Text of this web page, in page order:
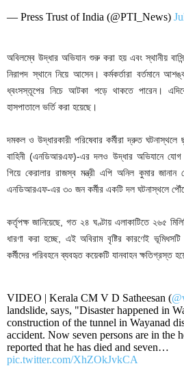
— Press Trust of India (@PTI_News)
অবিলম্বে উদ্ধার অভিযান শুরু করা হয় এবং স্থানীয়
নিরাপদ স্থানে নিয়ে আসেন। কর্মকর্তারা বর্তমানে
ধ্বংসস্তূপের নিচে আটকা পড়ে থাকতে পারেন।
হাসপাতালে ভর্তি করা হয়েছে।
দমকল ও উদ্ধারকারী পরিষেবার কর্মীরা দ্রুত ঘটনাস্থলে
বাহিনী (এনডিআরএফ)-এর দলও উদ্ধার অভিযানে যোগ
গিয়ে কেরালার রাজস্ব মন্ত্রী এপি অনিল কুমার
এনডিআরএফ-এর ৩০ জন কর্মীর একটি দল ঘটনাস্থলে
কর্তৃপক্ষ জানিয়েছে, গত ২৪ ঘণ্টায় এলাকাটিতে ২৬৫
ধারণা করা হচ্ছে, এই অবিরাম বৃষ্টির কারণেই
কর্মীদের পরিবহনে ব্যবহৃত কয়েকটি যানবাহন ক্ষতিগ্রস্ত
VIDEO | Kerala CM V D Satheesan (
landslide, says, "Disaster happened in
construction of the tunnel in Wayanad
accident. Now seven persons are in the
reported that he has died and seven…
pic.twitter.com/XhZOkJvkCA